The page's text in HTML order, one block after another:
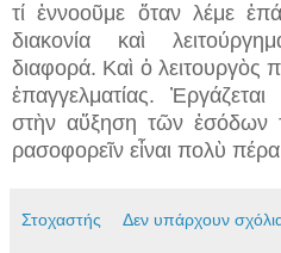
τί ἐννοοῦμε ὅταν λέμε
διακονία καὶ
διαφορά. Καὶ ὁ λειτουργὸς
ἐπαγγελματίας.
στὴν αὔξηση τῶν ἐσόδων
ρασοφορεῖν εἶναι πολὺ
Στοχαστής Δεν υπάρχουν